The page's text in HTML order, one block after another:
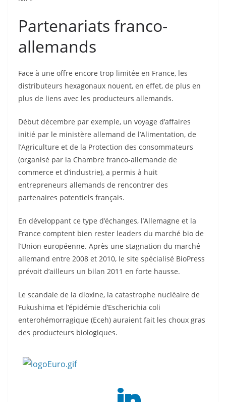
Partenariats franco-
allemands
Face à une offre encore trop limitée en France, les
distributeurs hexagonaux nouent, en effet, de plus en
plus de liens avec les producteurs allemands.
Début décembre par exemple, un voyage d’affaires
initié par le ministère allemand de l’Alimentation, de
l’Agriculture et de la Protection des consommateurs
(organisé par la Chambre franco-allemande de
commerce et d’industrie), a permis à huit
entrepreneurs allemands de rencontrer des
partenaires potentiels français.
En développant ce type d’échanges, l’Allemagne et la
France comptent bien rester leaders du marché bio de
l’Union européenne. Après une stagnation du marché
allemand entre 2008 et 2010, le site spécialisé BioPress
prévoit d’ailleurs un bilan 2011 en forte hausse.
Le scandale de la dioxine, la catastrophe nucléaire de
Fukushima et l’épidémie d’Escherichia coli
enterohémorragique (Eceh) auraient fait les choux gras
des producteurs biologiques.